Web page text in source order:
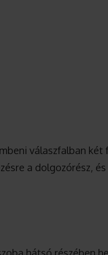
válaszfalban
a dolgozórész,